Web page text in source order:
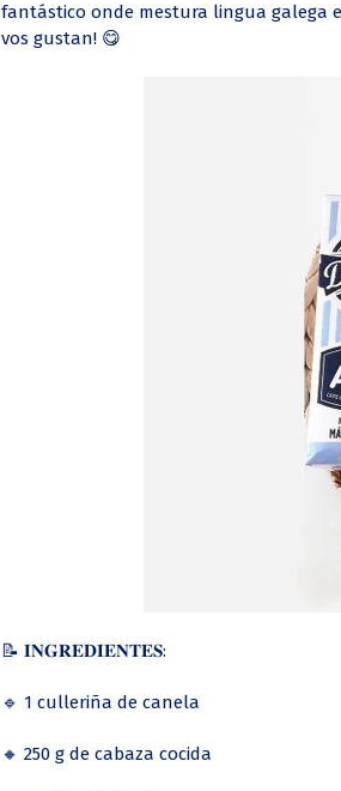
fantástico onde mestura lingua
vos gustan! 😋
📝 𝐈𝐍𝐆𝐑𝐄𝐃𝐈𝐄𝐍𝐓𝐄𝐒:
🔹 1 culleriña de canela
🔸 250 g de cabaza cocida